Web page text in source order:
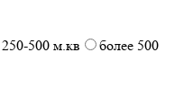
250-500 м.кв
более 500